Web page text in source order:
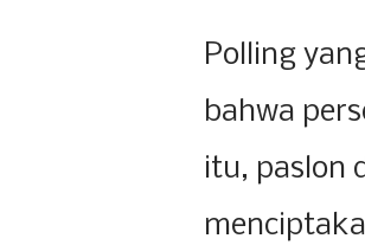
Polling
bahwa
itu, paslon